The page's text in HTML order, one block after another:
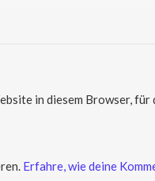
in diesem Browser,
Erfahre, wie deine